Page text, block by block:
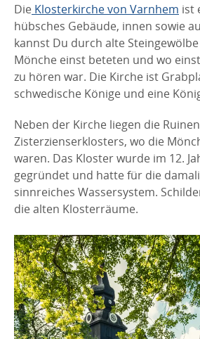
Die Klosterkirche von Varnhem ist
hübsches Gebäude, innen sowie
kannst Du durch alte
Mönche einst beteten und wo
zu hören war. Die Kirche ist
schwedische Könige und eine
Neben der Kirche liegen die
Zisterzienserklosters, wo die
waren. Das Kloster wurde im 12.
gegründet und hatte für die
sinnreiches Wassersystem.
die alten Klosterräume.